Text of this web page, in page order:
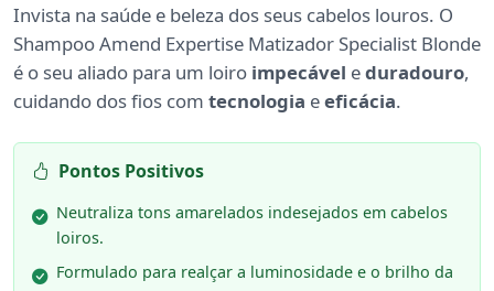
Invista na saúde e beleza dos seus cabelos louros. O
Shampoo Amend Expertise Matizador Specialist Blonde
é o seu aliado para um loiro impecável eduradouro,
cuidando dos fios com tecnologia eeficácia.
Pontos Positivos
Neutraliza tons amarelados indesejados em cabelos
loiros.
Formulado para realçar a luminosidade e o brilho da